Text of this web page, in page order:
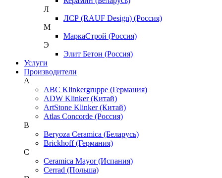
Л
ЛСР (RAUF Design) (Россия)
М
МаркаСтрой (Россия)
Э
Элит Бетон (Россия)
Услуги
Производители
A
ABC Klinkergruppe (Германия)
ADW Klinker (Китай)
ArtStone Klinker (Китай)
Atlas Concorde (Россия)
B
Beryoza Ceramica (Беларусь)
Brickhoff (Германия)
C
Ceramica Mayor (Испания)
Cerrad (Польша)